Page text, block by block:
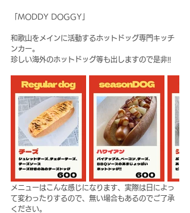
「MODDY DOGGY」
和歌山をメインに活動するホットドッグ専門キッチ
ンカー。
珍しい海外のホットドッグ等も出しますので是非!!
メニューはこんな感じになります、実際は日によっ
て変わったりするので、無い場合もあるのでご了承
ください。